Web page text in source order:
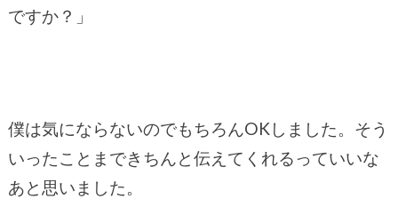
ですか？」
僕は気にならないのでもちろんOKしました。そう
いったことまできちんと伝えてくれるっていいな
あと思いました。